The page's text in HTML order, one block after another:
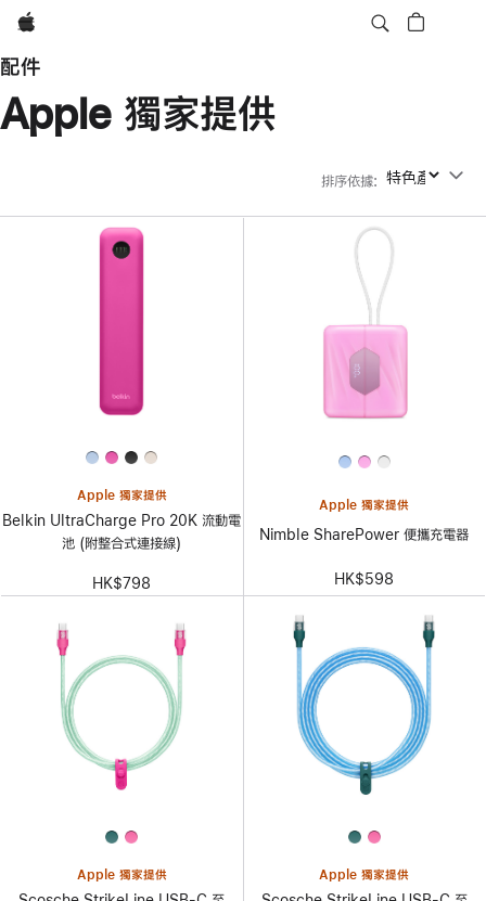
Apple
配件
Apple 獨家提供
排序依據: 排序依據
Apple 獨家提供
Belkin UltraCharge Pro 20K 流動電
池 (附整合式連接線)
HK$798
Apple 獨家提供
Nimble SharePower 便攜充電器
HK$598
Apple 獨家提供 Apple 獨家提供